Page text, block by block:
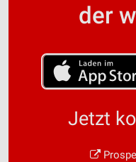
der
Jetzt